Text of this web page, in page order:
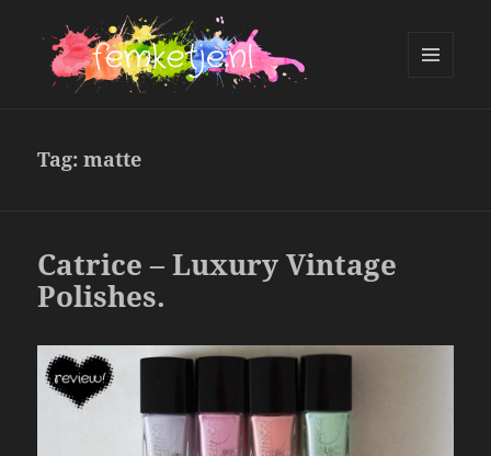
Tag:matte
Catrice – Luxury Vintage
Polishes.